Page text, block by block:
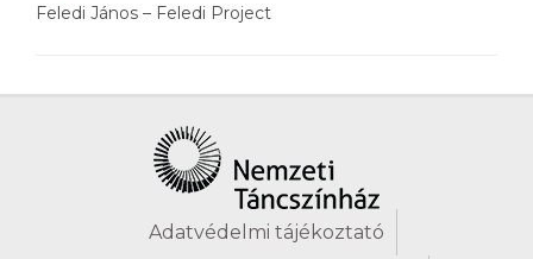
Feledi János – Feledi Project
Adatvédelmi tájékoztató